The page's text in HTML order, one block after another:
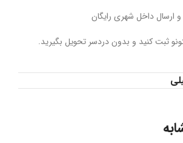
ارسال داخل شهری رایگان
ثبت کنید و بدون دردسر تحویل بگیرید.